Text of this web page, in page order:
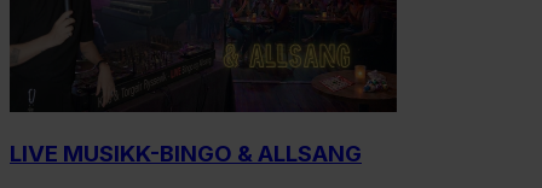
LIVE MUSIKK-BINGO & ALLSANG